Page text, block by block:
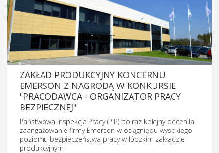
ZAKŁAD PRODUKCYJNY KONCERNU
EMERSON Z NAGRODĄ W KONKURSIE
"PRACODAWCA - ORGANIZATOR PRACY
BEZPIECZNEJ"
Państwowa Inspekcja Pracy (PIP) po raz kolejny doceniła
zaangażowanie firmy Emerson w osiągnięciu wysokiego
poziomu bezpieczeństwa pracy w łódzkim zakładzie
produkcyjnym